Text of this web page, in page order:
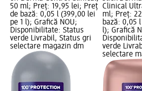
50 ml; Preț: 19,95 lei; Preț
de bază: 0,05 l (399,00 lei
pe 1 l); Grafică NOU;
Disponibilitate: Status
verde Livrabil, Status gri
selectare magazin dm
Clinical
ml; Preț:
bază: 0,05
l); Grafică
verde
selectare